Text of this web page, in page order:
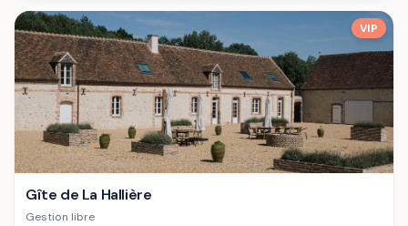
VIP
Gîte de La Hallière
Gestion libre